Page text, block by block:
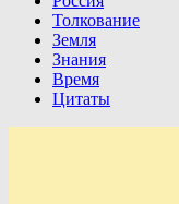
Толкование
Земля
Знания
Время
Цитаты